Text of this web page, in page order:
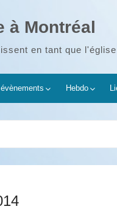
à Montréal
en tant que
Hebdo